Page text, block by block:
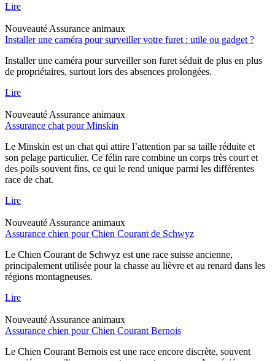
Lire
Nouveauté Assurance animaux
Installer une caméra pour surveiller votre furet : utile ou gadget ?
Installer une caméra pour surveiller son furet séduit de plus en plus
de propriétaires, surtout lors des absences prolongées.
Lire
Nouveauté Assurance animaux
Assurance chat pour Minskin
Le Minskin est un chat qui attire l’attention par sa taille réduite et
son pelage particulier. Ce félin rare combine un corps très court et
des poils souvent fins, ce qui le rend unique parmi les différentes
race de chat.
Lire
Nouveauté Assurance animaux
Assurance chien pour Chien Courant de Schwyz
Le Chien Courant de Schwyz est une race suisse ancienne,
principalement utilisée pour la chasse au lièvre et au renard dans les
régions montagneuses.
Lire
Nouveauté Assurance animaux
Assurance chien pour Chien Courant Bernois
Le Chien Courant Bernois est une race encore discrète, souvent